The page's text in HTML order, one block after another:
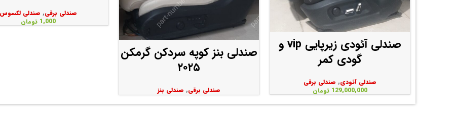
صندلی آئودی زیرپایی vip و
گودی کمر
صندلی آئودی, صندلی برقی
129,000,000 تومان
صندلی بنز کوپه سردکن گرمکن
۲۰۲۵
صندلی برقی, صندلی بنز
صندلی برقی, صندلی
1,000 تومان